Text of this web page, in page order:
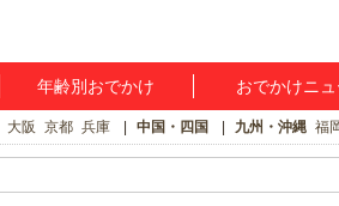
年齢別おでかけ おでかけニュ
大阪 京都 兵庫 中国・四国 九州・沖縄 福